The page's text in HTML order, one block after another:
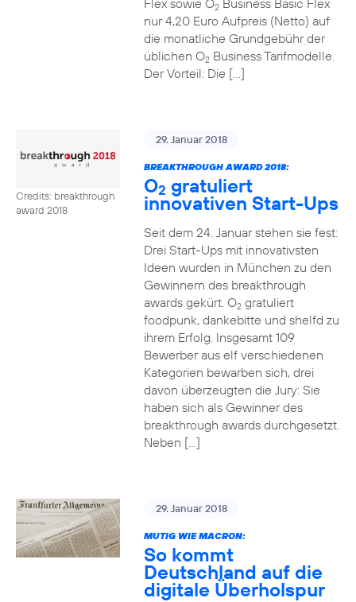
Flex sowie O2Business Basic Flex
nur 4,20 Euro Aufpreis (Netto) auf
die monatliche Grundgebühr der
üblichen O2Business Tarifmodelle.
Der Vorteil: Die […]
Credits: breakthrough
award 2018
29. Januar 2018
BREAKTHROUGH AWARD 2018:
O2 gratuliert
innovativen Start-Ups
Seit dem 24. Januar stehen sie fest:
Drei Start-Ups mit innovativsten
Ideen wurden in München zu den
Gewinnern des breakthrough
awards gekürt. O2gratuliert
foodpunk, dankebitte und shelfd zu
ihrem Erfolg. Insgesamt 109
Bewerber aus elf verschiedenen
Kategorien bewarben sich, drei
davon überzeugten die Jury: Sie
haben sich als Gewinner des
breakthrough awards durchgesetzt.
Neben […]
29. Januar 2018
MUTIG WIE MACRON:
So kommt
Deutschland auf die
digitale Überholspur